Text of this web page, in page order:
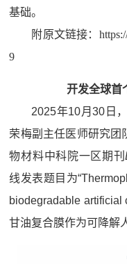
基础。
附原文链接：
9
开发全球首
2025年10月30日
荣梅副主任医师研究团
物材料中科院一区期刊
线发表题目为
biodegradable artificial
甘油复合膜作为可降解